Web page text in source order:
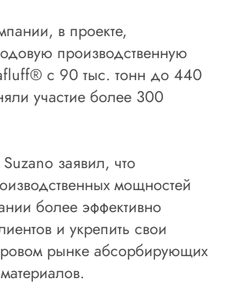
в проекте,
производственную
® с 90 тыс. тонн до 440
участие более 300
заявил, что
мощностей
более эффективно
и укрепить свои
рынке абсорбирующих